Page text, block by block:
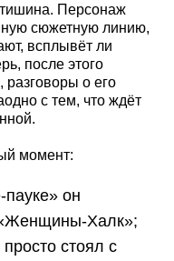
Персонаж
сюжетную линию,
всплывёт ли
после этого
разговоры о его
с тем, что ждёт
момент:
он
Халк»;
стоял с